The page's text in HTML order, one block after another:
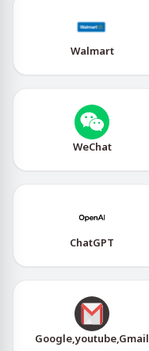
Walmart
WeChat
ChatGPT
Google,youtube,Gmail